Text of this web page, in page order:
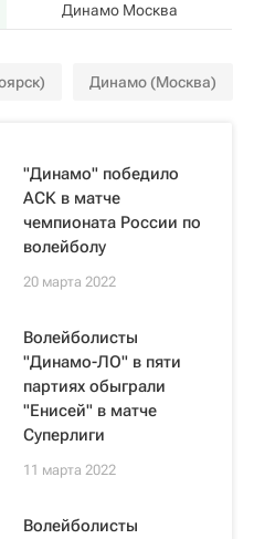
Динамо Москва
Динамо (Москва)
"Динамо" победило
АСК в матче
чемпионата России по
волейболу
20 марта 2022
Волейболисты
"Динамо-ЛО" в пяти
партиях обыграли
"Енисей" в матче
Суперлиги
11 марта 2022
Волейболисты